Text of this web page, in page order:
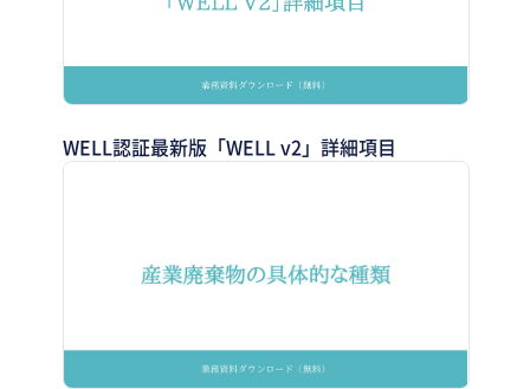
WELL認証最新版「WELL v2」詳細項目